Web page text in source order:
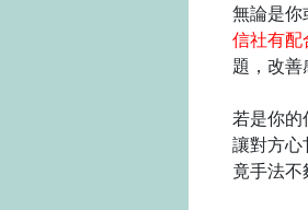
無論是你
信社有配
題，改善
若是你的
讓對方心
竟手法不